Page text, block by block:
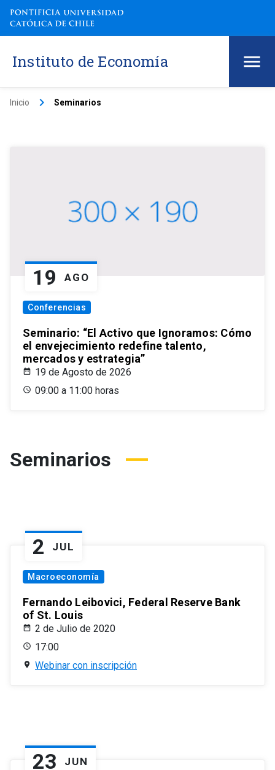
Instituto de Economía
Inicio keyboard_arrow_right Seminarios
19 AGO
Conferencias
Seminario: “El Activo que Ignoramos: Cómo
el envejecimiento redefine talento,
mercados y estrategia”
19 de Agosto de 2026
09:00 a 11:00 horas
Seminarios
2 JUL
Macroeconomía
Fernando Leibovici, Federal Reserve Bank
of St. Louis
2 de Julio de 2020
17:00
Webinar con inscripción
23 JUN